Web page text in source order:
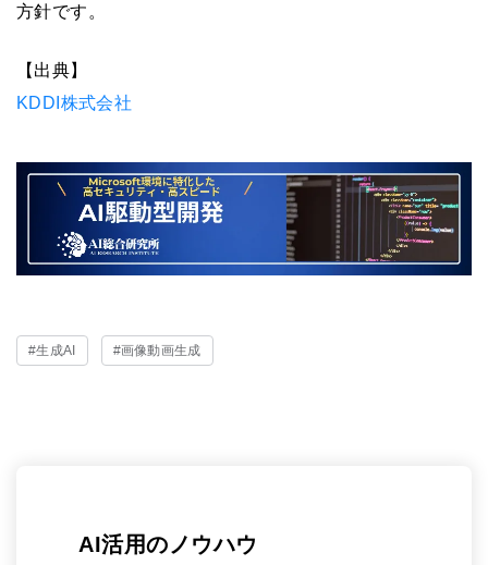
方針です。
【出典】
KDDI株式会社
#生成AI #画像動画生成
AI活用のノウハウ